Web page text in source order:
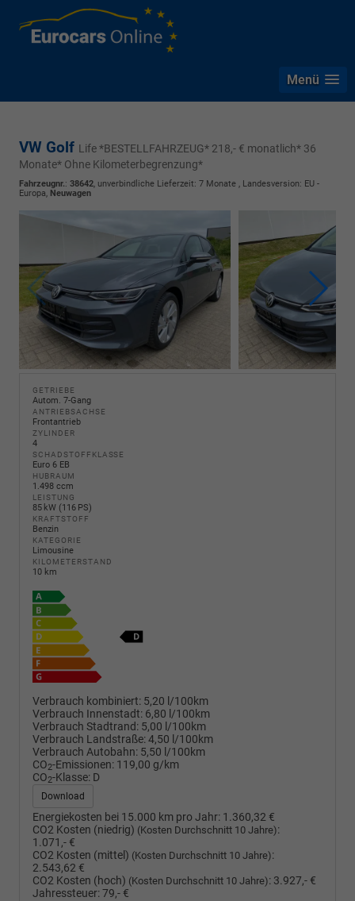
Menü
VW Golf Life *BESTELLFAHRZEUG* 218,- € monatlich* 36
Monate* Ohne Kilometerbegrenzung*
Fahrzeugnr.: 38642, unverbindliche Lieferzeit: 7 Monate , Landesversion: EU -
Europa, Neuwagen
GETRIEBE
Autom. 7-Gang
ANTRIEBSACHSE
Frontantrieb
ZYLINDER
4
SCHADSTOFFKLASSE
Euro 6 EB
HUBRAUM
1.498 ccm
LEISTUNG
85 kW (116 PS)
KRAFTSTOFF
Benzin
KATEGORIE
Limousine
KILOMETERSTAND
10 km
Verbrauch kombiniert: 5,20 l/100km
Verbrauch Innenstadt: 6,80 l/100km
Verbrauch Stadtrand: 5,00 l/100km
Verbrauch Landstraße:4,50 l/100km
Verbrauch Autobahn: 5,50 l/100km
CO2-Emissionen: 119,00 g/km
CO2-Klasse: D
Download
Energiekosten bei 15.000 km pro Jahr: 1.360,32 €
CO2 Kosten (niedrig) (Kosten Durchschnitt 10 Jahre):
1.071,- €
CO2 Kosten (mittel) (Kosten Durchschnitt 10 Jahre):
2.543,62 €
CO2 Kosten (hoch) (Kosten Durchschnitt 10 Jahre): 3.927,- €
Jahressteuer:79,- €